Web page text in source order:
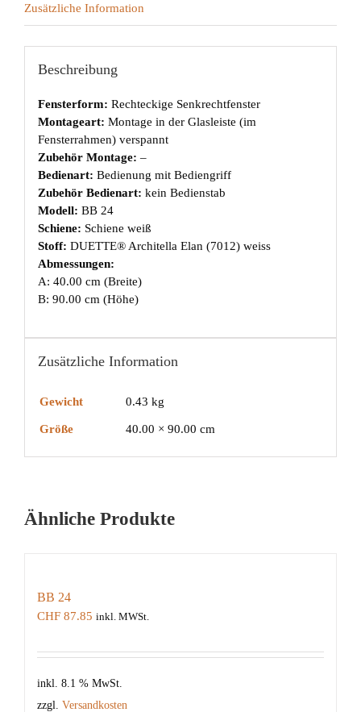
Zusätzliche Information
Beschreibung
Fensterform: Rechteckige Senkrechtfenster
Montageart: Montage in der Glasleiste (im
Fensterrahmen) verspannt
Zubehör Montage: –
Bedienart: Bedienung mit Bediengriff
Zubehör Bedienart: kein Bedienstab
Modell: BB 24
Schiene: Schiene weiß
Stoff: DUETTE® Architella Elan (7012) weiss
Abmessungen:
A: 40.00 cm (Breite)
B: 90.00 cm (Höhe)
Zusätzliche Information
Gewicht 0.43 kg
Größe 40.00 × 90.00 cm
Ähnliche Produkte
BB 24
CHF 87.85 inkl. MWSt.
inkl. 8.1 % MwSt.
zzgl. Versandkosten